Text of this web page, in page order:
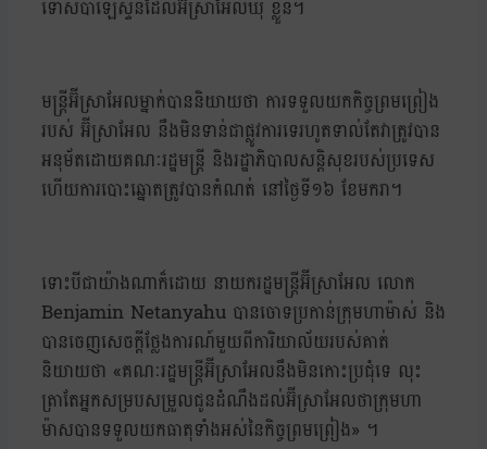
ទោសប៉ាឡេស្ទីនដែលអ៊ីស្រាអែលឃុំ ខ្លួន។
មន្ត្រីអ៊ីស្រាអែលម្នាក់បាននិយាយថា ការទទួលយកកិច្ចព្រមព្រៀង
របស់ អ៊ីស្រាអែល នឹងមិនទាន់ជាផ្លូវការទេរហូតទាល់តែវាត្រូវបាន
អនុម័តដោយគណៈរដ្ឋមន្ត្រី និងរដ្ឋាភិបាលសន្តិសុខរបស់ប្រទេស
ហើយការបោះឆ្នោតត្រូវបានកំណត់ នៅថ្ងៃទី១៦ ខែមករា។
ទោះបីជាយ៉ាងណាក៏ដោយ នាយករដ្ឋមន្ត្រីអ៊ីស្រាអែល លោក
Benjamin Netanyahu បានចោទប្រកាន់ក្រុមហាម៉ាស់ និង
បានចេញសេចក្តីថ្លែងការណ៍មួយពីការិយាល័យរបស់គាត់
និយាយថា «គណៈរដ្ឋមន្ត្រីអ៊ីស្រាអែលនឹងមិនកោះប្រជុំទេ លុះ
ត្រាតែអ្នកសម្របសម្រួលជូនដំណឹងដល់អ៊ីស្រាអែលថាក្រុមហា
ម៉ាសបានទទួលយកធាតុទាំងអស់នៃកិច្ចព្រមព្រៀង» ។